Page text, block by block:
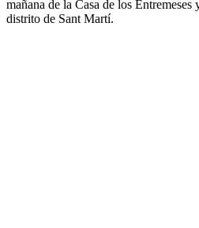
mañana de la Casa de los Entremeses
distrito de Sant Martí.